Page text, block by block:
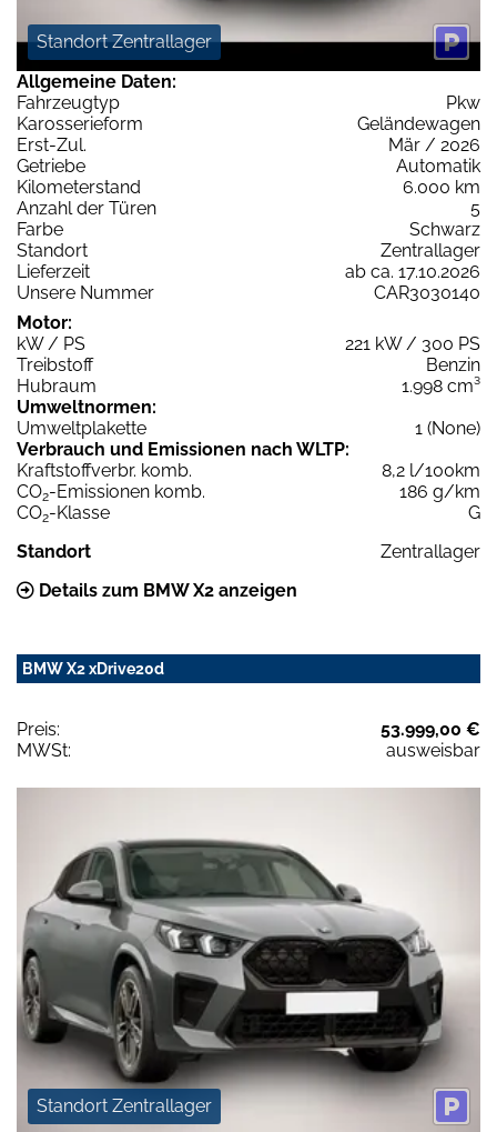
Standort Zentrallager
Allgemeine Daten:
Fahrzeugtyp
Pkw
Karosserieform
Geländewagen
Erst-Zul.
Mär / 2026
Getriebe
Automatik
Kilometerstand
6.000 km
Anzahl der Türen
5
Farbe
Schwarz
Standort
Zentrallager
Lieferzeit
ab ca. 17.10.2026
Unsere Nummer
CAR3030140
Motor:
kW / PS
221 kW / 300 PS
Treibstoff
Benzin
Hubraum
1.998 cm³
Umweltnormen:
Umweltplakette
1 (None)
Verbrauch und Emissionen nach WLTP:
Kraftstoffverbr. komb.
8,2 l/100km
CO2-Emissionen komb.
186 g/km
CO2-Klasse
G
Standort
Zentrallager
Details zum BMW X2 anzeigen
BMW X2 xDrive20d
Preis:
53.999,00 €
MWSt:
ausweisbar
Standort Zentrallager